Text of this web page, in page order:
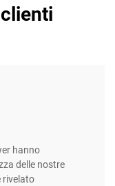
hanno
delle nostre
rivelato